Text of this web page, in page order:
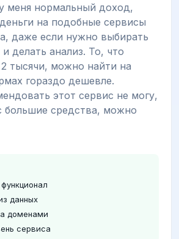
меня нормальный доход,
на подобные сервисы
даже если нужно выбирать
делать анализ. То, что
тысячи, можно найти на
гораздо дешевле.
этот сервис не могу,
большие средства, можно
данных
доменами
сервиса